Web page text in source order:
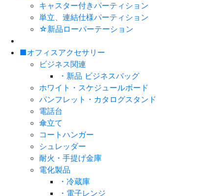
キャスター付きパーティション
単立、連結仕様パーティション
☆新品ローパーテーション
■オフィスアクセサリー
ビジネス関連
・新品 ビジネスバッグ
ホワイト・スケジュールボード
パンフレット・カタログスタンド
電話台
傘立て
コートハンガー
シュレッダー
耐火・手提げ金庫
電化製品
・冷蔵庫
・電子レンジ